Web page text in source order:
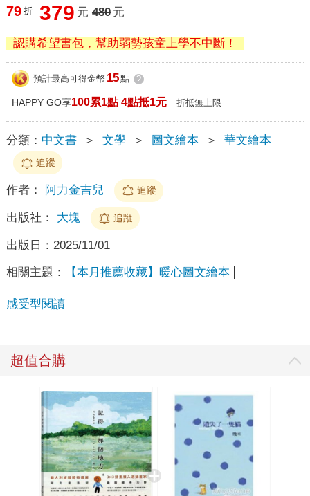
79 折 379 元 480 元
認購希望書包，幫助弱勢孩童上學不中斷！
預計最高可得金幣 15點 ?
HAPPY GO享100累1點 4點抵1元 折抵無上限
分類： 中文書 ＞ 文學 ＞ 圖文繪本 ＞ 華文繪本
追蹤
作者： 阿力金吉兒 追蹤
出版社： 大塊 追蹤
出版日： 2025/11/01
相關主題： 【本月推薦收藏】暖心圖文繪本
感受型閱讀
超值合購